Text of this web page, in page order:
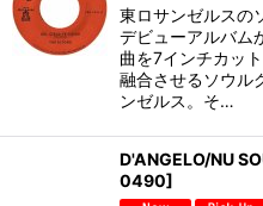
東ロサンゼルスの
デビューアルバム
曲を7インチカッ
融合させるソウル
ンゼルス。そ…
D'ANGELO/NU
0490]